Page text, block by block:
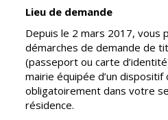
administratifs
Journal
municipal
Actualités
Agenda
Lieu de demande
Depuis le 2 mars 2017, vous
démarches de demande de
(passeport ou carte
mairie équipée d’un
obligatoirement dans votre
résidence.